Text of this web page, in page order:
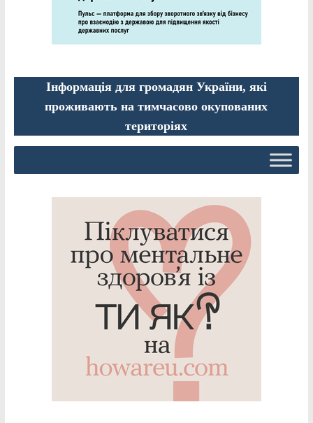
Інформація для громадян України, які
проживають на тимчасово окупованих
територіях